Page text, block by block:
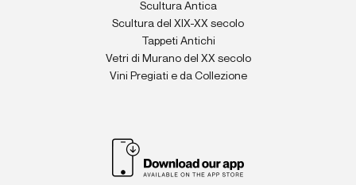
Scultura Antica
Scultura del XIX-XX secolo
Tappeti Antichi
Vetri di Murano del XX secolo
Vini Pregiati e da Collezione